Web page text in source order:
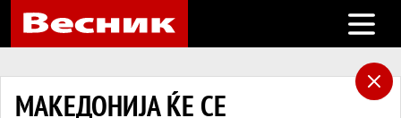
Open
МАКЕДОНИЈА ЌЕ СЕ